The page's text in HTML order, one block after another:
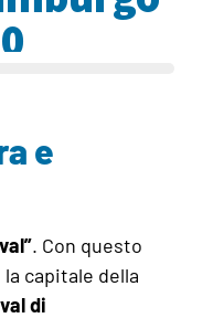
e
. Con questo
capitale della
di